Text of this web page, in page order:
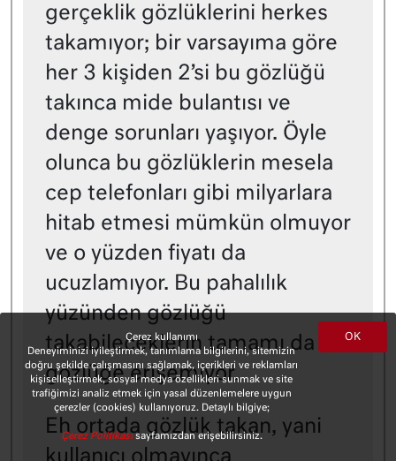
gerçeklik gözlüklerini herkes
takamıyor; bir varsayıma göre
her 3 kişiden 2’si bu gözlüğü
takınca mide bulantısı ve
denge sorunları yaşıyor. Öyle
olunca bu gözlüklerin mesela
cep telefonları gibi milyarlara
hitab etmesi mümkün olmuyor
ve o yüzden fiyatı da
ucuzlamıyor. Bu pahalılık
yüzünden gözlüğü
takabileceklerin tamamı da
gözlüğe erişemiyor.
Eh ortada gözlük takan, yani
OK
Çerez kullanımı
Deneyiminizi iyileştirmek, tanımlama bilgilerini, sitemizin
doğru şekilde çalışmasını sağlamak, içerikleri ve reklamları
kişiselleştirmek, sosyal medya özellikleri sunmak ve site
trafiğimizi analiz etmek için yasal düzenlemelere uygun
çerezler (cookies) kullanıyoruz. Detaylı bilgiye;
Çerez Politikasısayfamızdan erişebilirsiniz.